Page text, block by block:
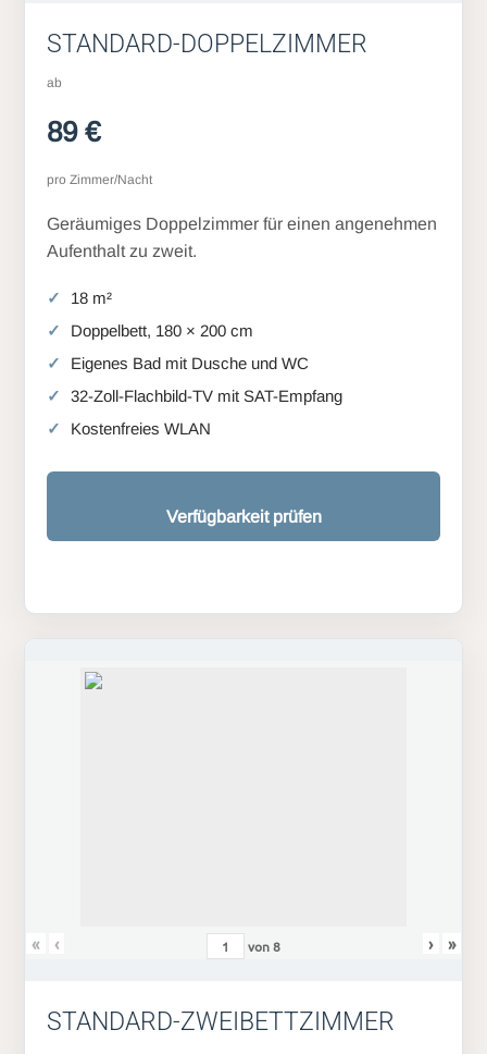
STANDARD-DOPPELZIMMER
ab
89 €
pro Zimmer/Nacht
Geräumiges Doppelzimmer für einen angenehmen
Aufenthalt zu zweit.
18 m²
Doppelbett, 180 × 200 cm
Eigenes Bad mit Dusche und WC
32-Zoll-Flachbild-TV mit SAT-Empfang
Kostenfreies WLAN
Verfügbarkeit prüfen
« ‹ von8 › »
STANDARD-ZWEIBETTZIMMER